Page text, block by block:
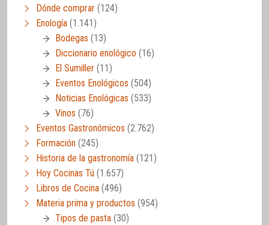
Dónde comprar (124)
Enología (1.141)
Bodegas (13)
Diccionario enológico (16)
El Sumiller (11)
Eventos Enológicos (504)
Noticias Enológicas (533)
Vinos (76)
Eventos Gastronómicos (2.762)
Formación (245)
Historia de la gastronomía (121)
Hoy Cocinas Tú (1.657)
Libros de Cocina (496)
Materia prima y productos (954)
Tipos de pasta (30)